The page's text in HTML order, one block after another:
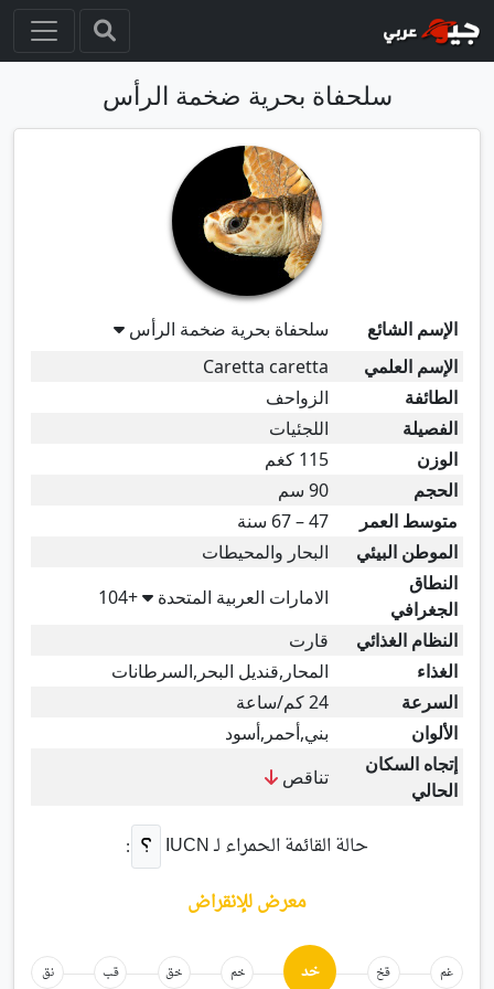
سلحفاة بحرية ضخمة الرأس
الإسم الشائع
سلحفاة بحرية ضخمة الرأس
الإسم العلمي
Caretta caretta
الطائفة
الزواحف
الفصيلة
اللجئيات
الوزن
115 كغم
الحجم
90 سم
متوسط العمر
47 – 67 سنة
الموطن البيئي
البحار والمحيطات
النطاق
الجغرافي
الامارات العربية المتحدة
+104
النظام الغذائي
قارت
الغذاء
المحار,قنديل البحر,السرطانات
السرعة
24 كم/ساعة
الألوان
بني,أحمر,أسود
إتجاه السكان
الحالي
تناقص
حالة القائمة الحمراء لـ IUCN
:
معرض للإنقراض
غم قخ خد خم خق قب نق